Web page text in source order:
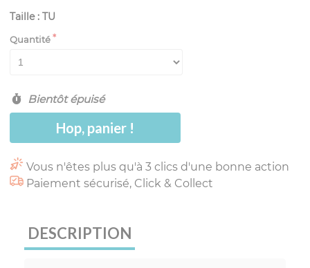
Taille : TU
Quantité
Bientôt épuisé
Hop, panier !
Vous n'êtes plus qu'à 3 clics d'une bonne action
Paiement sécurisé, Click & Collect
DESCRIPTION